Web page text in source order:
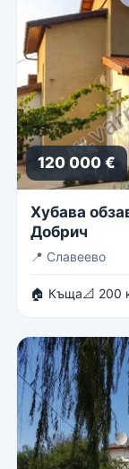
120 000 €
Хубава
Добрич
📍 Славеево
🏠 Къща📐 200